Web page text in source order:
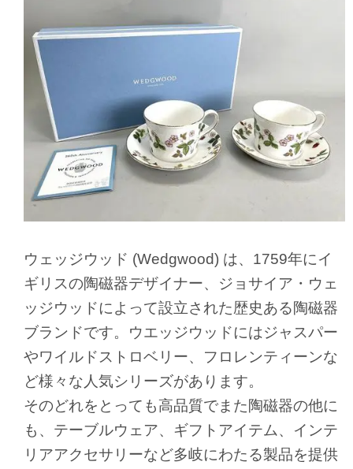
ウェッジウッド (Wedgwood) は、1759年にイ
ギリスの陶磁器デザイナー、ジョサイア・ウェ
ッジウッドによって設立された歴史ある陶磁器
ブランドです。ウエッジウッドにはジャスパー
やワイルドストロベリー、フロレンティーンな
ど様々な人気シリーズがあります。
そのどれをとっても高品質でまた陶磁器の他に
も、テーブルウェア、ギフトアイテム、インテ
リアアクセサリーなど多岐にわたる製品を提供